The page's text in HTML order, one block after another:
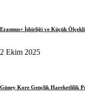
Erasmus+ İşbirliği ve Küçük
2 Ekim 2025
Güney Kore Gençlik Hareketlilik